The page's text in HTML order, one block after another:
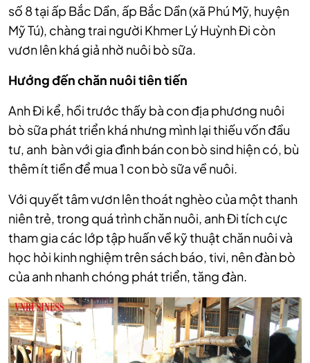
số 8 tại ấp Bắc Dần, ấp Bắc Dần (xã Phú Mỹ, huyện
Mỹ Tú), chàng trai người Khmer Lý Huỳnh Đi còn
vươn lên khá giả nhờ nuôi bò sữa.
Hướng đến chăn nuôi tiên tiến
Anh Đi kể, hồi trước thấy bà con địa phương nuôi
bò sữa phát triển khá nhưng mình lại thiếu vốn đầu
tư, anh bàn với gia đình bán con bò sind hiện có, bù
thêm ít tiền để mua 1 con bò sữa về nuôi.
Với quyết tâm vươn lên thoát nghèo của một thanh
niên trẻ, trong quá trình chăn nuôi, anhĐi tích cực
tham gia các lớp tập huấn về kỹ thuật chăn nuôi và
học hỏi kinh nghiệm trên sách báo, tivi, nên đàn bò
của anh nhanh chóng phát triển, tăng đàn.